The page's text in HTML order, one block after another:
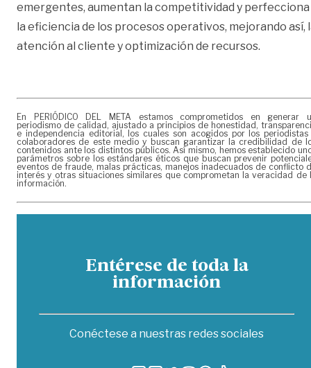
emergentes, aumentan la competitividad y perfecciona
la eficiencia de los procesos operativos, mejorando así,
atención al cliente y optimización de recursos.
En PERIÓDICO DEL META estamos comprometidos en generar
periodismo de calidad, ajustado a principios de honestidad,
e independencia editorial, los cuales son acogidos por los periodistas
colaboradores de este medio y buscan garantizar la credibilidad de
contenidos ante los distintos públicos. Así mismo, hemos establecido
parámetros sobre los estándares éticos que buscan prevenir
eventos de fraude, malas prácticas, manejos inadecuados de conflicto
interés y otras situaciones similares que comprometan la veracidad de
información.
Entérese de toda la
información
Conéctese a nuestras redes sociales